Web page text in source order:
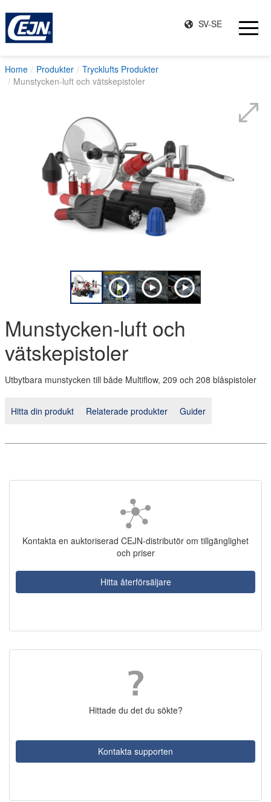
SV-SE
Home Produkter
Trycklufts Produkter
Munstycken-luft och vätskepistoler
Munstycken-luft och
vätskepistoler
Utbytbara munstycken till både Multiflow, 209 och 208 blåspistoler
Hitta din produkt Relaterade produkter Guider
Kontakta en auktoriserad CEJN-distributör om tillgänglighet
och priser
Hitta återförsäljare
Hittade du det du sökte?
Kontakta supporten